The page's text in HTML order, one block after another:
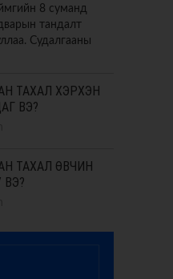
8 суманд
тандалт
Судалгааны
ТАХАЛ ХЭРХЭН
ВЭ?
ТАХАЛ ӨВЧИН